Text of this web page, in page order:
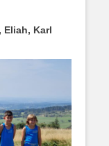
Eliah, Karl